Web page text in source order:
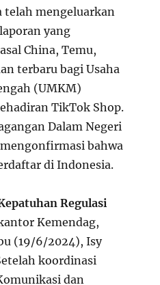
telah mengeluarkan
yang
China, Temu,
terbaru bagi Usaha
(UMKM)
TikTok Shop.
Dalam Negeri
bahwa
di Indonesia.
Regulasi
Kemendag,
(19/6/2024), Isy
koordinasi
dan